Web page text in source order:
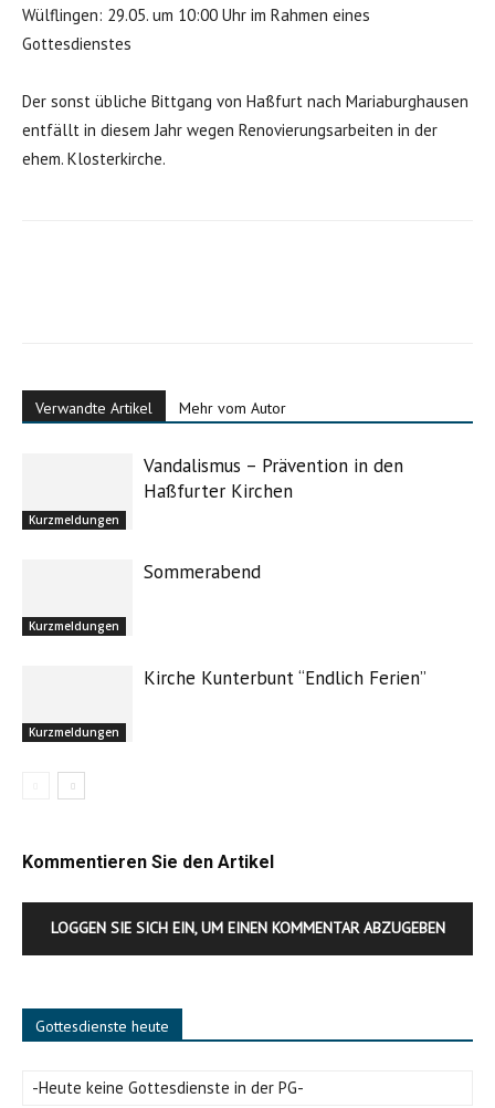
Wülflingen: 29.05. um 10:00 Uhr im Rahmen eines
Gottesdienstes
Der sonst übliche Bittgang von Haßfurt nach Mariaburghausen
entfällt in diesem Jahr wegen Renovierungsarbeiten in der
ehem. Klosterkirche.
Verwandte Artikel Mehr vom Autor
Kurzmeldungen
Vandalismus – Prävention in den
Haßfurter Kirchen
Kurzmeldungen
Sommerabend
Kurzmeldungen
Kirche Kunterbunt “Endlich Ferien”
Kommentieren Sie den Artikel
LOGGEN SIE SICH EIN, UM EINEN KOMMENTAR ABZUGEBEN
Gottesdienste heute
-Heute keine Gottesdienste in der PG-